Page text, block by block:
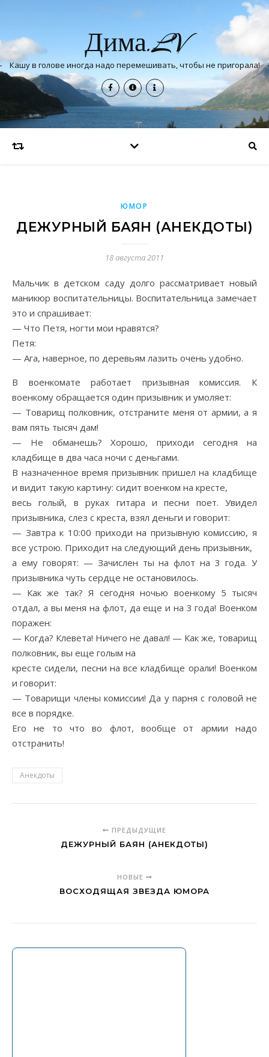
Дима.LV
Кашу в голове иногда надо перемешивать, чтобы не пригорала!
ЮМОР
ДЕЖУРНЫЙ БАЯН (АНЕКДОТЫ)
18 августа 2011
Мальчик в детском саду долго рассматривает новый
маникюр воспитательницы. Воспитательница замечает
это и спрашивает:
— Что Петя, ногти мои нравятся?
Петя:
— Ага, наверное, по деревьям лазить очень удобно.
В военкомате работает призывная комиссия. К
военкому обращается один призывник и умоляет:
— Товарищ полковник, отстраните меня от армии, а я
вам пять тысяч дам!
— Не обманешь? Хорошо, приходи сегодня на
кладбище в два часа ночи с деньгами.
В назначенное время призывник пришел на кладбище
и видит такую картину: сидит военком на кресте,
весь голый, в руках гитара и песни поет. Увидел
призывника, слез с креста, взял деньги и говорит:
— Завтра к 10:00 приходи на призывную комиссию, я
все устрою. Приходит на следующий день призывник,
а ему говорят: — Зачислен ты на флот на 3 года. У
призывника чуть сердце не остановилось.
— Как же так? Я сегодня ночью военкому 5 тысяч
отдал, а вы меня на флот, да еще и на 3 года! Военком
поражен:
— Когда? Клевета! Ничего не давал! — Как же, товарищ
полковник, вы еще голым на
кресте сидели, песни на все кладбище орали! Военком
и говорит:
— Товарищи члены комиссии! Да у парня с головой не
все в порядке.
Его не то что во флот, вообще от армии надо
отстранить!
Анекдоты
ПРЕДЫДУЩИЕ
ДЕЖУРНЫЙ БАЯН (АНЕКДОТЫ)
НОВЫЕ
ВОСХОДЯЩАЯ ЗВЕЗДА ЮМОРА